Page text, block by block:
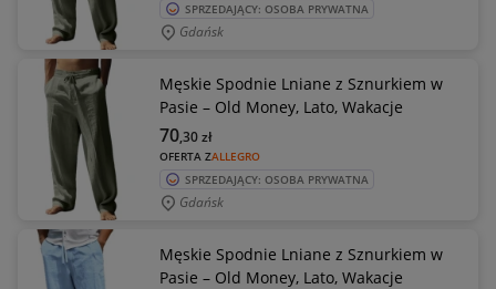
SPRZEDAJĄCY: OSOBA PRYWATNA
Gdańsk
Męskie Spodnie Lniane z Sznurkiem w
Pasie – Old Money, Lato, Wakacje
OFERTA ZALLEGRO
70,30zł
SPRZEDAJĄCY: OSOBA PRYWATNA
Gdańsk
Męskie Spodnie Lniane z Sznurkiem w
Pasie – Old Money, Lato, Wakacje